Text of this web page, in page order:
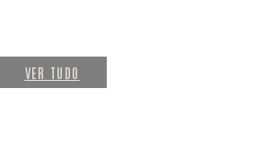
VER TUDO